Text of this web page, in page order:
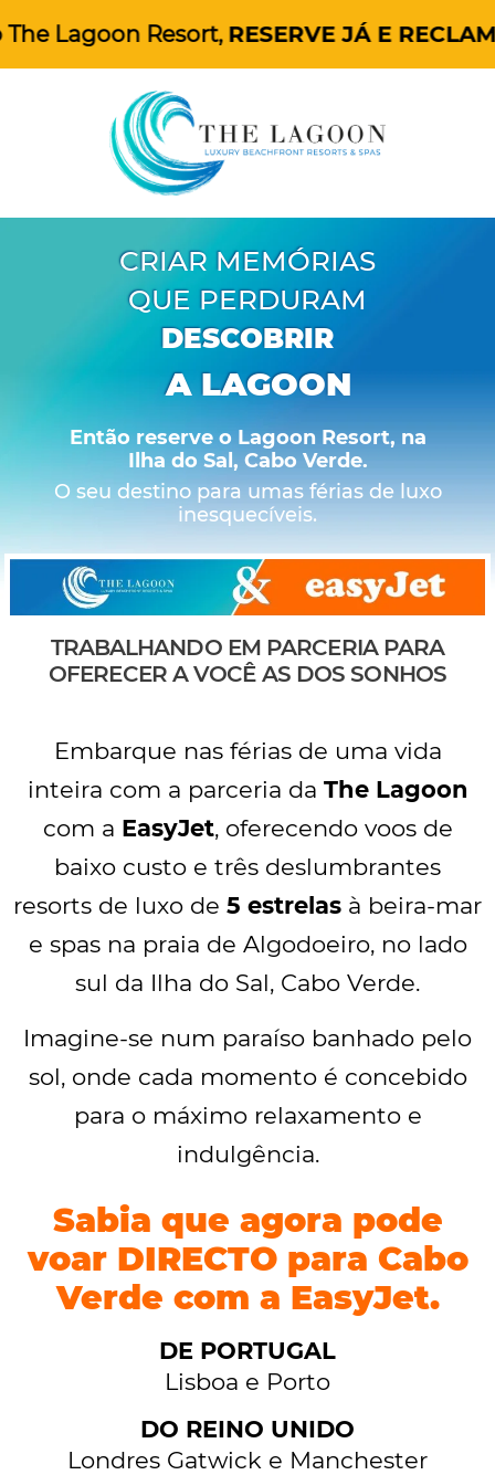
Resort,RESERVE JÁ E RECLAME O
CRIAR MEMÓRIAS
QUE PERDURAM
DESCOBRIR
A LAGOON
Então reserve o Lagoon Resort, na
Ilha do Sal, Cabo Verde.
O seu destino para umas férias de luxo
inesquecíveis.
TRABALHANDO EM PARCERIA PARA
OFERECER A VOCÊ AS DOS SONHOS
Embarque nas férias de uma vida
inteira com a parceria da The Lagoon
com a EasyJet, oferecendo voos de
baixo custo e três deslumbrantes
resorts de luxo de 5 estrelas à beira-mar
e spas na praia de Algodoeiro, no lado
sul da Ilha do Sal, Cabo Verde.
Imagine-se num paraíso banhado pelo
sol, onde cada momento é concebido
para o máximo relaxamento e
indulgência.
Sabia que agora pode
voar DIRECTO para Cabo
Verde com a EasyJet.
DE PORTUGAL
Lisboa e Porto
DO REINO UNIDO
Londres Gatwick e Manchester